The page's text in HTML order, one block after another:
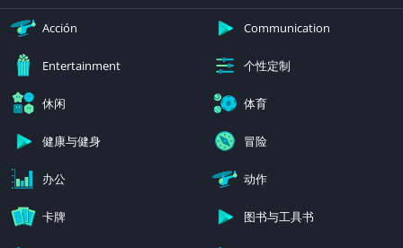
Acción Communication
Entertainment 个性定制
休闲 体育
健康与健身 冒险
办公 动作
卡牌 图书与工具书